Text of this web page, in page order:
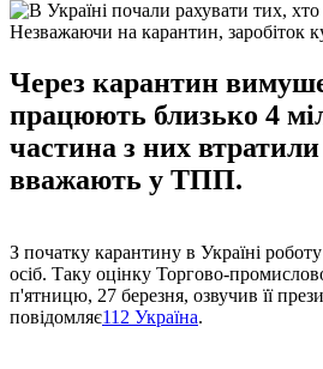
Незважаючи на карантин, заробіток
Через карантин
працюють близько 4
частина з них втратили
вважають у ТПП.
З початку карантину в Україні
осіб. Таку оцінку Торгово-
п'ятницю, 27 березня, озвучив її
повідомляє112 Україна.